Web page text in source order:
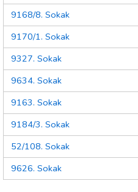
9168/8. Sokak
9170/1. Sokak
9327. Sokak
9634. Sokak
9163. Sokak
9184/3. Sokak
52/108. Sokak
9626. Sokak